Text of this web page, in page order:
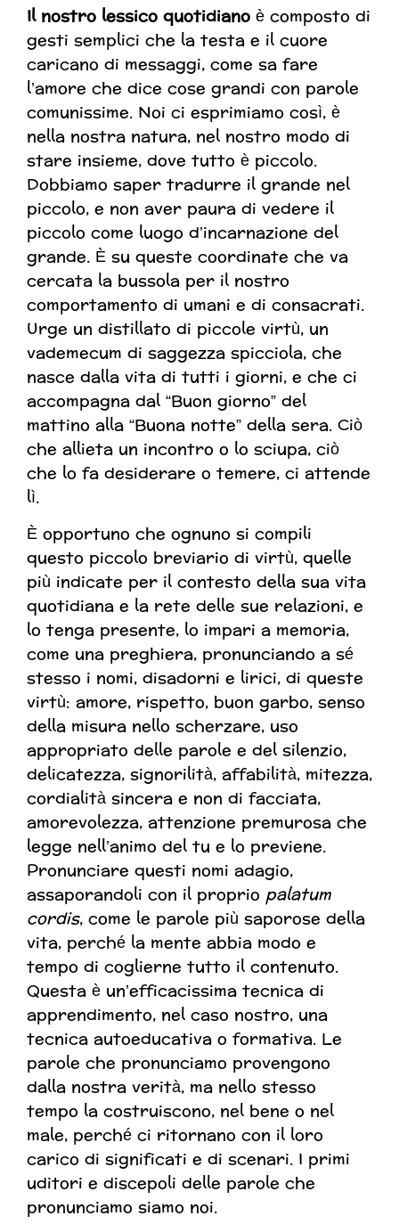
Il nostro lessico quotidianoè composto di
gesti semplici che la testa e il cuore
caricano di messaggi, come sa fare
l’amore che dice cose grandi con parole
comunissime. Noi ci esprimiamo così, è
nella nostra natura, nel nostro modo di
stare insieme, dove tutto è piccolo.
Dobbiamo saper tradurre il grande nel
piccolo, e non aver paura di vedere il
piccolo come luogo d’incarnazione del
grande. È su queste coordinate che va
cercata la bussola per il nostro
comportamento di umani e di consacrati.
Urge un distillato di piccole virtù, un
vademecum di saggezza spicciola, che
nasce dalla vita di tutti i giorni, e che ci
accompagna dal “Buon giorno” del
mattino alla “Buona notte” della sera. Ciò
che allieta un incontro o lo sciupa, ciò
che lo fa desiderare o temere, ci attende
lì.
È opportuno che ognuno si compili
questo piccolo breviario di virtù, quelle
più indicate per il contesto della sua vita
quotidiana e la rete delle sue relazioni, e
lo tenga presente, lo impari a memoria,
come una preghiera, pronunciando a sé
stesso i nomi, disadorni e lirici, di queste
virtù: amore, rispetto, buon garbo, senso
della misura nello scherzare, uso
appropriato delle parole e del silenzio,
delicatezza, signorilità, affabilità, mitezza,
cordialità sincera e non di facciata,
amorevolezza, attenzione premurosa che
legge nell’animo del tu e lo previene.
Pronunciare questi nomi adagio,
assaporandoli con il proprio palatum
cordis, come le parole più saporose della
vita, perché la mente abbia modo e
tempo di coglierne tutto il contenuto.
Questa è un’efficacissima tecnica di
apprendimento, nel caso nostro, una
tecnica autoeducativa o formativa. Le
parole che pronunciamo provengono
dalla nostra verità, ma nello stesso
tempo la costruiscono, nel bene o nel
male, perché ci ritornano con il loro
carico di significati e di scenari. I primi
uditori e discepoli delle parole che
pronunciamo siamo noi.